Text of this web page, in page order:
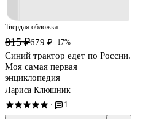
Твердая обложка
815 ₽679 ₽ -17%
Синий трактор едет по России.
Моя самая первая
энциклопедия
Лариса Клюшник
· 1